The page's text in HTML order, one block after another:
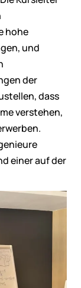
hohe
und
der
dass
verstehen,
einer auf der